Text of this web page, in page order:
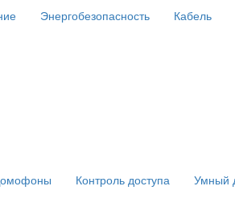
Энергобезопасность Кабель
Контроль доступа Умный